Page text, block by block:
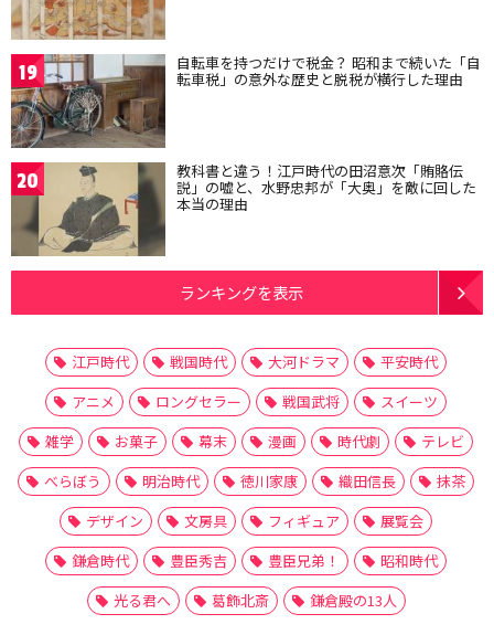
19 自転車を持つだけで税金？ 昭和まで続いた「自
転車税」の意外な歴史と脱税が横行した理由
20 教科書と違う！江戸時代の田沼意次「賄賂伝
説」の嘘と、水野忠邦が「大奥」を敵に回した
本当の理由
ランキングを表示
江戸時代 戦国時代 大河ドラマ
平安時代
アニメ
ロングセラー 戦国武将
スイーツ
雑学
お菓子 幕末 漫画 時代劇
テレビ
べらぼう
明治時代 徳川家康 織田信長
抹茶
デザイン
文房具 フィギュア
展覧会
鎌倉時代
豊臣秀吉 豊臣兄弟！
昭和時代
光る君へ
葛飾北斎 鎌倉殿の13人